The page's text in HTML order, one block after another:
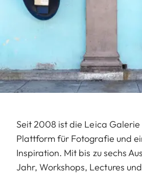
Seit 2008 ist die Leica Galerie
Plattform für Fotografie und
Inspiration. Mit bis zu sechs
Jahr, Workshops, Lectures